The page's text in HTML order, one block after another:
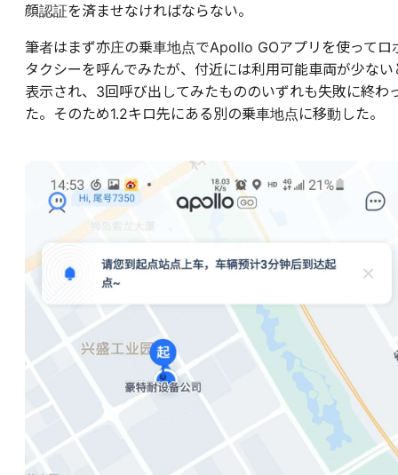
顔認証を済ませなければならない。
筆者はまず亦庄の乗車地点でApollo GOアプリを使ってロ
タクシーを呼んでみたが、付近には利用可能車両が少ない
表示され、3回呼び出してみたもののいずれも失敗に終わ
た。そのため1.2キロ先にある別の乗車地点に移動した。